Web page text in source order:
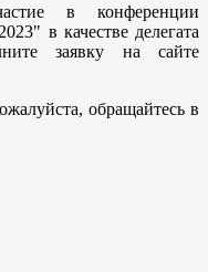
в конференции
в качестве делегата
заявку на сайте
обращайтесь в